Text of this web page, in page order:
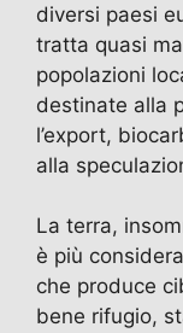
diversi paesi
tratta quasi
popolazioni
destinate alla
l’export,
alla
La terra,
è più
che produce
bene rifugio,